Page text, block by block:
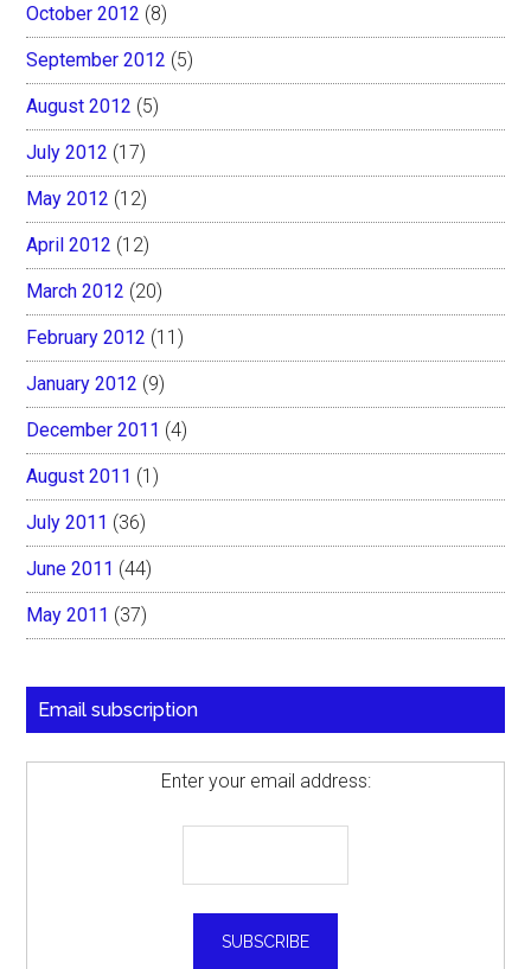
October 2012 (8)
September 2012 (5)
August 2012 (5)
July 2012 (17)
May 2012 (12)
April 2012 (12)
March 2012 (20)
February 2012 (11)
January 2012 (9)
December 2011 (4)
August 2011 (1)
July 2011 (36)
June 2011 (44)
May 2011 (37)
Email subscription
Enter your email address: